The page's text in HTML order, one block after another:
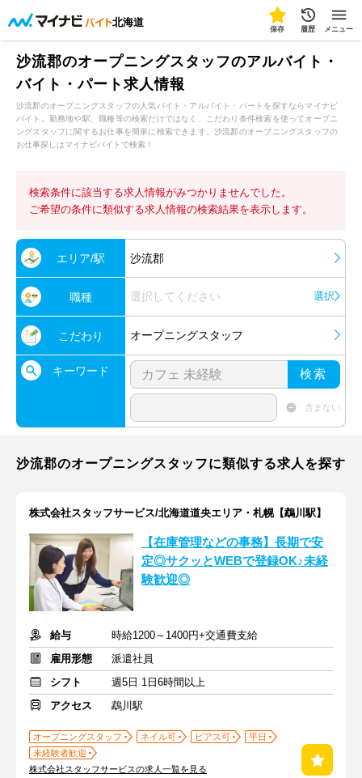
北海道
保存 履歴 メニュー
沙流郡のオープニングスタッフのアルバイト・
バイト・パート求人情報
沙流郡のオープニングスタッフの人気バイト・アルバイト・パートを探すならマイナビ
バイト。勤務地や駅、職種等の検索だけではなく、こだわり条件検索を使ってオープニ
ングスタッフに関するお仕事を簡単に検索できます。沙流郡のオープニングスタッフの
お仕事探しはマイナビバイトで検索！
検索条件に該当する求人情報がみつかりませんでした。
ご希望の条件に類似する求人情報の検索結果を表示します。
エリア/駅 沙流郡
職種 選択してください 選択
こだわり オープニングスタッフ
キーワード 検索
含まない
沙流郡のオープニングスタッフに類似する求人を探す
株式会社スタッフサービス/北海道道央エリア・札幌【鵡川駅】
【在庫管理などの事務】長期で安
定◎サクッとWEBで登録OK♪未経
験歓迎◎
給与
時給1200～1400円+交通費支給
雇用形態
派遣社員
シフト
週5日 1日6時間以上
アクセス
鵡川駅
オープニングスタッフ ネイル可 ピアス可
平日
未経験者歓迎
株式会社スタッフサービスの求人一覧を見る